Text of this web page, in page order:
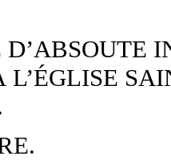
L’ÉGLISE